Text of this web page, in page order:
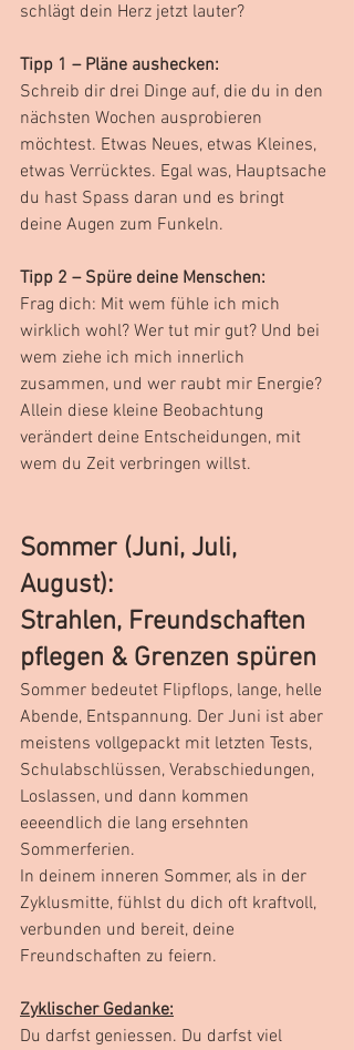
schlägt dein Herz jetzt lauter?
Tipp 1 – Pläne aushecken:
Schreib dir drei Dinge auf, die du in den
nächsten Wochen ausprobieren
möchtest. Etwas Neues, etwas Kleines,
etwas Verrücktes. Egal was, Hauptsache
du hast Spass daran und es bringt
deine Augen zum Funkeln.
Tipp 2 – Spüre deine Menschen:
Frag dich: Mit wem fühle ich mich
wirklich wohl? Wer tut mir gut? Und bei
wem ziehe ich mich innerlich
zusammen, und wer raubt mir Energie?
Allein diese kleine Beobachtung
verändert deine Entscheidungen, mit
wem du Zeit verbringen willst.
Sommer (Juni, Juli,
August):
Strahlen, Freundschaften
pflegen & Grenzen spüren
Sommer bedeutet Flipflops, lange, helle
Abende, Entspannung. Der Juni ist aber
meistens vollgepackt mit letzten Tests,
Schulabschlüssen, Verabschiedungen,
Loslassen, und dann kommen
eeeendlich die lang ersehnten
Sommerferien.
In deinem inneren Sommer, als in der
Zyklusmitte, fühlst du dich oft kraftvoll,
verbunden und bereit, deine
Freundschaften zu feiern.
Zyklischer Gedanke:
Du darfst geniessen. Du darfst viel